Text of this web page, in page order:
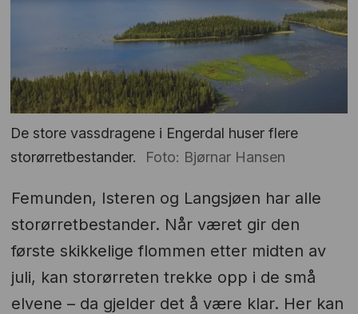
De store vassdragene i Engerdal huser flere
storørretbestander.
Foto: Bjørnar Hansen
Femunden, Isteren og Langsjøen har alle
storørretbestander. Når været gir den
første skikkelige flommen etter midten av
juli, kan storørreten trekke opp i de små
elvene – da gjelder det å være klar. Her kan